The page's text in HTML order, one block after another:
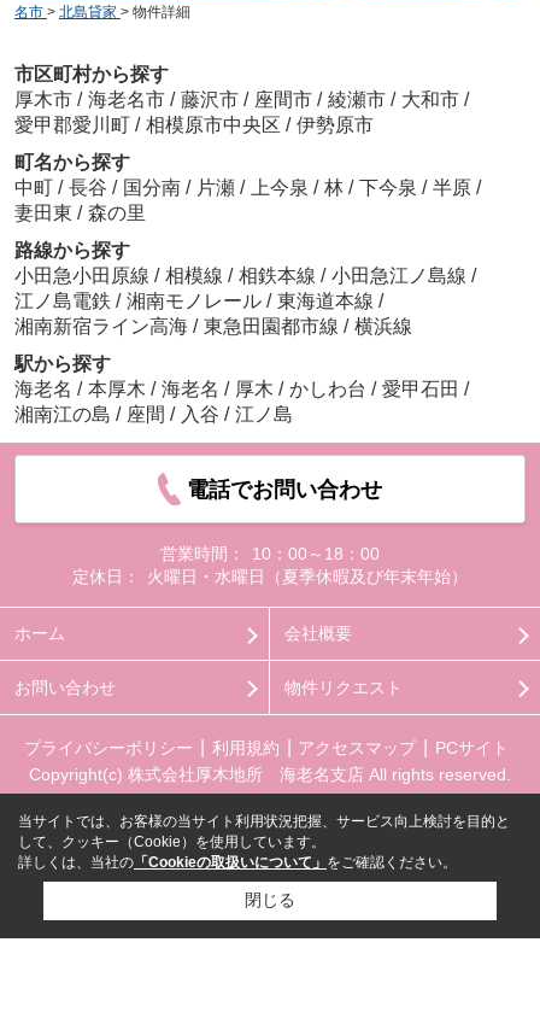
名市 > 北島貸家 > 物件詳細
市区町村から探す
厚木市 / 海老名市 / 藤沢市 / 座間市 / 綾瀬市 / 大和市 /
愛甲郡愛川町 / 相模原市中央区 / 伊勢原市
町名から探す
中町 / 長谷 / 国分南 / 片瀬 / 上今泉 / 林 / 下今泉 / 半原 /
妻田東 / 森の里
路線から探す
小田急小田原線 / 相模線 / 相鉄本線 / 小田急江ノ島線 /
江ノ島電鉄 / 湘南モノレール / 東海道本線 /
湘南新宿ライン高海 / 東急田園都市線 / 横浜線
駅から探す
海老名 / 本厚木 / 海老名 / 厚木 / かしわ台 / 愛甲石田 /
湘南江の島 / 座間 / 入谷 / 江ノ島
電話でお問い合わせ
営業時間：
10：00～18：00
定休日：
火曜日・水曜日（夏季休暇及び年末年始）
ホーム 会社概要
お問い合わせ 物件リクエスト
プライバシーポリシー 利用規約 アクセスマップ
PCサイト
Copyright(c) 株式会社厚木地所 海老名支店 All rights reserved.
当サイトでは、お客様の当サイト利用状況把握、サービス向上検討を目的と
して、クッキー（Cookie）を使用しています。
詳しくは、当社の 「Cookieの取扱いについて」 をご確認ください。
閉じる